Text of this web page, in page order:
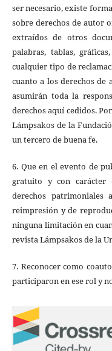
ser necesario, existe
sobre derechos de autor
extraídos de otros
palabras, tablas,
cualquier tipo de
cuanto a los derechos
asumirán toda la
derechos aquí cedidos.
Lámpsakos de la
un tercero de buena fe.
6. Que en el evento de
gratuito y con carácter
derechos patrimoniales
reimpresión y de
ninguna limitación en
revista Lámpsakos de la
7. Reconocer como
participaron en ese rol y